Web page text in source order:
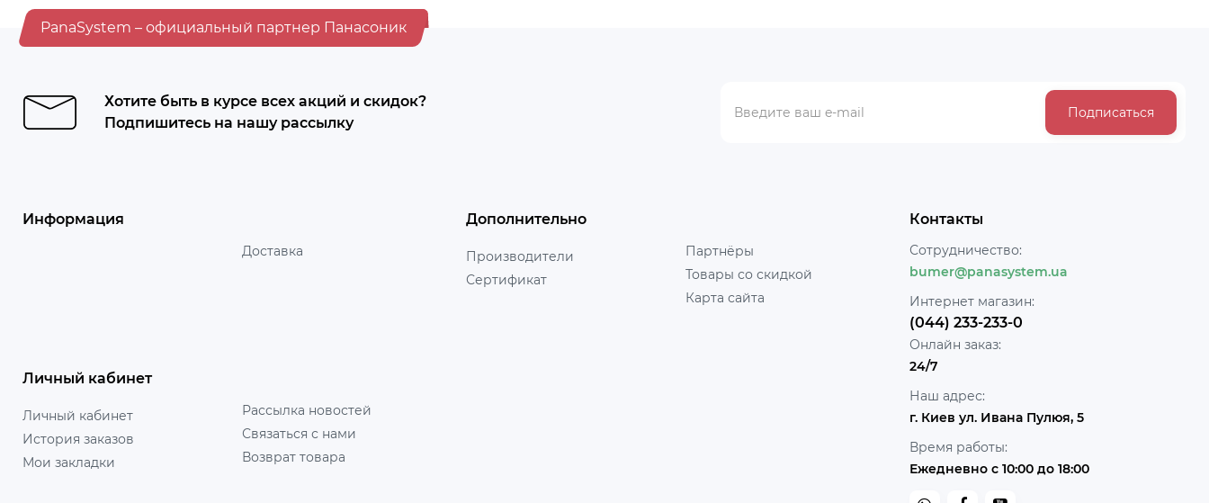
PanaSystem – официальный партнер Панасоник
Хотите быть в курсе всех акций и скидок?
Подпишитесь на нашу рассылку
Подписаться
Информация
Доставка
Дополнительно
Производители
Сертификат
Партнёры
Товары со скидкой
Карта сайта
Личный кабинет
Личный кабинет
История заказов
Мои закладки
Рассылка новостей
Связаться с нами
Возврат товара
Контакты
Сотрудничество:
bumer@panasystem.ua
Интернет магазин:
(044) 233-233-0
Онлайн заказ:
24/7
Наш адрес:
г. Киев ул. Ивана Пулюя, 5
Время работы:
Ежедневно с 10:00 до 18:00